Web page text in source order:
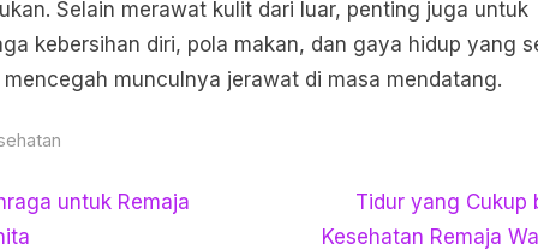
Selain merawat kulit dari luar, penting juga untuk
kebersihan diri, pola makan, dan gaya hidup yang
mencegah munculnya jerawat di masa mendatang.
untuk Remaja
N
e
Tidur yang Cukup
Kesehatan Remaja